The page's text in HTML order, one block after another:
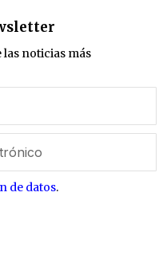
noticias más
de datos.